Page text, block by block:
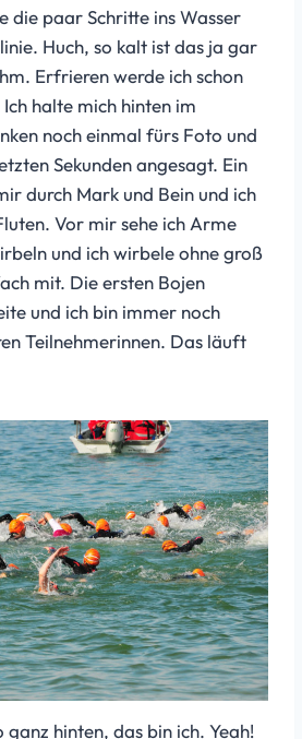
die paar Schritte ins Wasser
Huch, so kalt ist das ja gar
Erfrieren werde ich schon
halte mich hinten im
noch einmal fürs Foto und
Sekunden angesagt. Ein
durch Mark und Bein und ich
Vor mir sehe ich Arme
und ich wirbele ohne groß
mit. Die ersten Bojen
und ich bin immer noch
Teilnehmerinnen. Das läuft
ganz hinten, das bin ich. Yeah!